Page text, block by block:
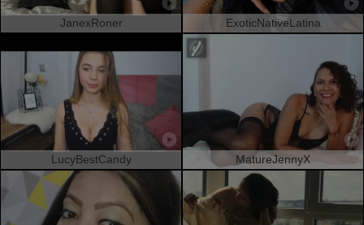
JanexRoner ExoticNativeLatina
LucyBestCandy MatureJennyX